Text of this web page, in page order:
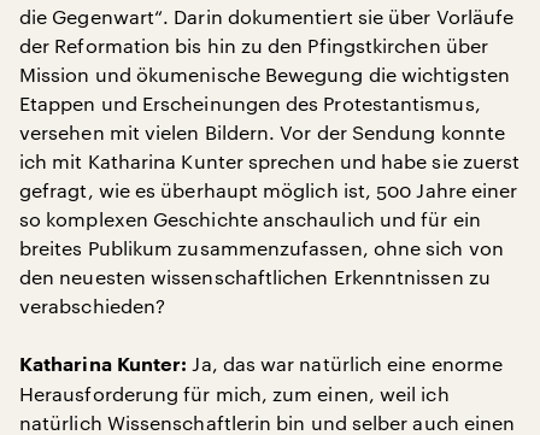
die Gegenwart“. Darin dokumentiert sie über Vorläufe
der Reformation bis hin zu den Pfingstkirchen über
Mission und ökumenische Bewegung die wichtigsten
Etappen und Erscheinungen des Protestantismus,
versehen mit vielen Bildern. Vor der Sendung konnte
ich mit Katharina Kunter sprechen und habe sie zuerst
gefragt, wie es überhaupt möglich ist, 500 Jahre einer
so komplexen Geschichte anschaulich und für ein
breites Publikum zusammenzufassen, ohne sich von
den neuesten wissenschaftlichen Erkenntnissen zu
verabschieden?
Katharina Kunter: Ja, das war natürlich eine enorme
Herausforderung für mich, zum einen, weil ich
natürlich Wissenschaftlerin bin und selber auch einen